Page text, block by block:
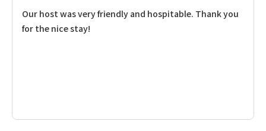
Our host was very friendly and hospitable. Thank you
for the nice stay!